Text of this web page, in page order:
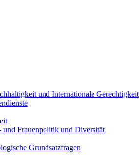
und Internationale Gerechtigkeit
und Frauenpolitik und Diversität
Grundsatzfragen